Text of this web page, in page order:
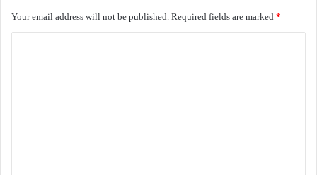
Your email address will not be published. Required fields are marked *